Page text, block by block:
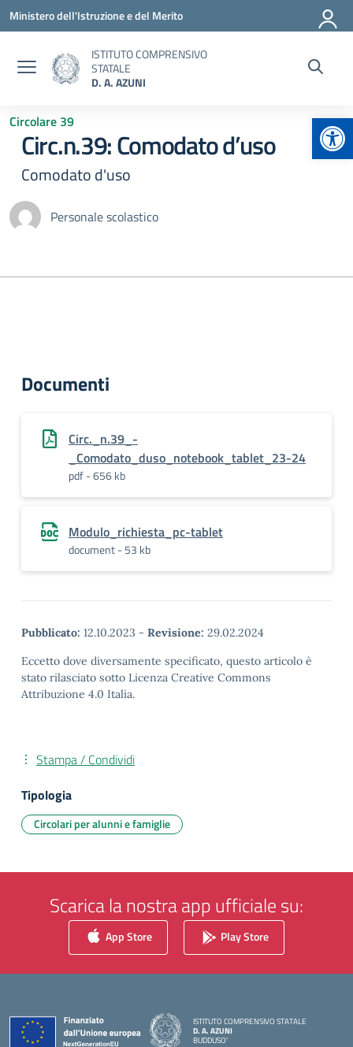
Vai ai contenuti
Vai al menu di navigazione
Vai al footer
Ministero dell'Istruzione e del Merito
ISTITUTO COMPRENSIVO
STATALE
D. A. AZUNI
Circolare 39
Circ.n.39: Comodato d’uso
Comodato d'uso
Personale scolastico
Documenti
Circ._n.39_-
_Comodato_duso_notebook_tablet_23-24
pdf - 656 kb
Modulo_richiesta_pc-tablet
document - 53 kb
Pubblicato: 12.10.2023 - Revisione: 29.02.2024
Eccetto dove diversamente specificato, questo articolo è
stato rilasciato sotto Licenza Creative Commons
Attribuzione 4.0 Italia.
Stampa / Condividi
Tipologia
Circolari per alunni e famiglie
Scarica la nostra app ufficiale su:
App Store Play Store
ISTITUTO COMPRENSIVO STATALE
D. A. AZUNI
BUDDUSO'